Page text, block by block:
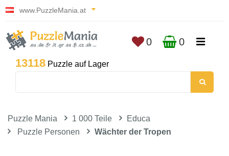
www.PuzzleMania.at
13118 Puzzle auf Lager
0 0
Puzzle Mania 1 000 Teile
Educa
Puzzle Personen
Wächter der Tropen